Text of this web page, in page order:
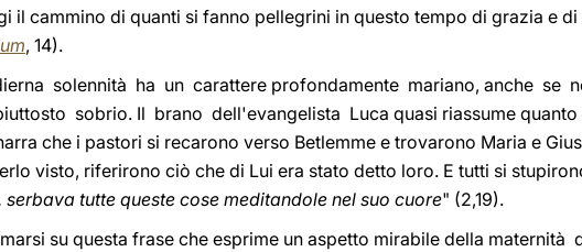
il cammino di quanti si fanno pellegrini in questo tempo di grazia e
, 14).
solennità ha un carattere profondamente mariano, anche se
sobrio. Il brano dell'evangelista Luca quasi riassume quanto
che i pastori si recarono verso Betlemme e trovarono Maria e
visto, riferirono ciò che di Lui era stato detto loro. E tutti si
tutte queste cose meditandole nel suo cuore" (2,19).
su questa frase che esprime un aspetto mirabile della